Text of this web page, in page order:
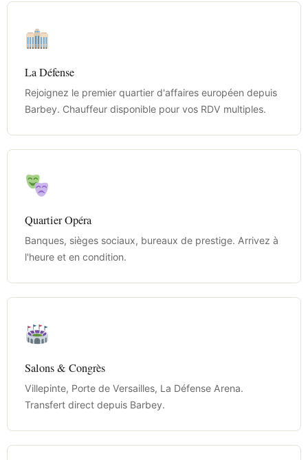
La Défense
Rejoignez le premier quartier d'affaires européen depuis
Barbey. Chauffeur disponible pour vos RDV multiples.
Quartier Opéra
Banques, sièges sociaux, bureaux de prestige. Arrivez à
l'heure et en condition.
Salons & Congrès
Villepinte, Porte de Versailles, La Défense Arena.
Transfert direct depuis Barbey.